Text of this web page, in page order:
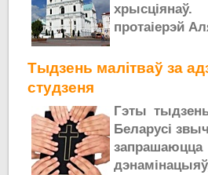
протаіерэй
Тыдзень малітваў за
студзеня
Гэты
Беларусі
запрашаюцца